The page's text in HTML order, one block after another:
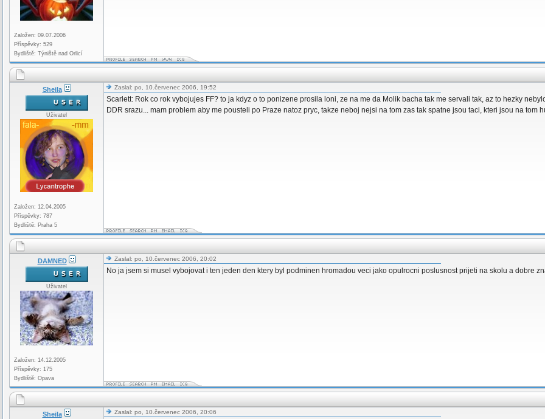
Založen: 09.07.2006
Příspěvky: 529
Bydliště: Týniště nad Orlicí
Sheila
Uživatel
Založen: 12.04.2005
Příspěvky: 787
Bydliště: Praha 5
Zaslal: po, 10.červenec 2006, 19:52
Scarlett: Rok co rok vybojujes FF? to ja kdyz o to ponizene prosila loni, ze na me da Molik bacha tak me servali tak, az to hezky
DDR srazu... mam problem aby me pousteli po Praze natoz pryc, takze neboj nejsi na tom zas tak spatne jsou taci, kteri jsou na
DAMNED
Uživatel
Založen: 14.12.2005
Příspěvky: 175
Bydliště: Opava
Zaslal: po, 10.červenec 2006, 20:02
No ja jsem si musel vybojovat i ten jeden den ktery byl podminen hromadou veci jako opulrocni poslusnost prijeti na skolu a dobre
Sheila Zaslal: po, 10.červenec 2006, 20:06